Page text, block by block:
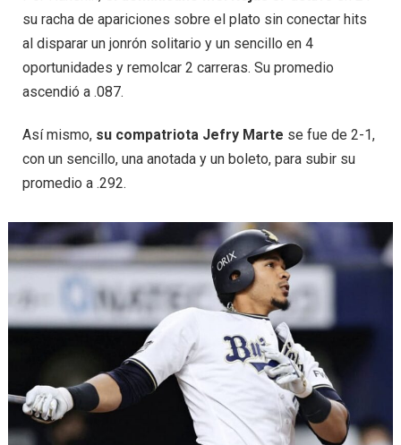
su racha de apariciones sobre el plato sin conectar hits
al disparar un jonrón solitario y un sencillo en 4
oportunidades y remolcar 2 carreras. Su promedio
ascendió a .087.
Así mismo, su compatriota Jefry Marte se fue de 2-1,
con un sencillo, una anotada y un boleto, para subir su
promedio a .292.